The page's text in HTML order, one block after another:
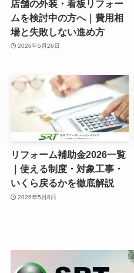
店舗の外装・看板リフォー
ムを検討中の方へ｜費用相
場と失敗しない進め方
2026年5月26日
リフォーム補助金2026一覧
｜使える制度・対象工事・
いくら戻るかを徹底解説
2026年5月8日